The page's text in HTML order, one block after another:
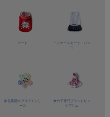
コート
インナースカート・パン
ツ
多色展開 エブリデイシリ
ーズ
女の子専門ブランド ピン
クプリエ